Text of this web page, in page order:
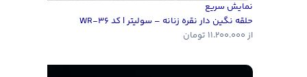
نمایش سریع
حلقه نگین دار نقره زنانه – سولیتر | کد WR-36
از 11.200.000 تومان